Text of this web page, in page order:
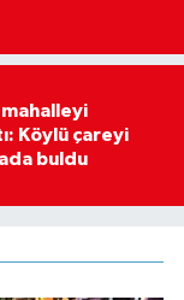
Köylü çareyi
buldu